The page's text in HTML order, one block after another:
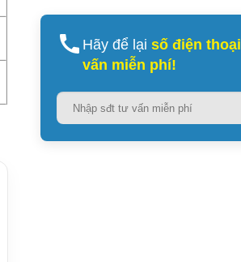
Hãy để lại số điện thoại
vấn miễn phí!